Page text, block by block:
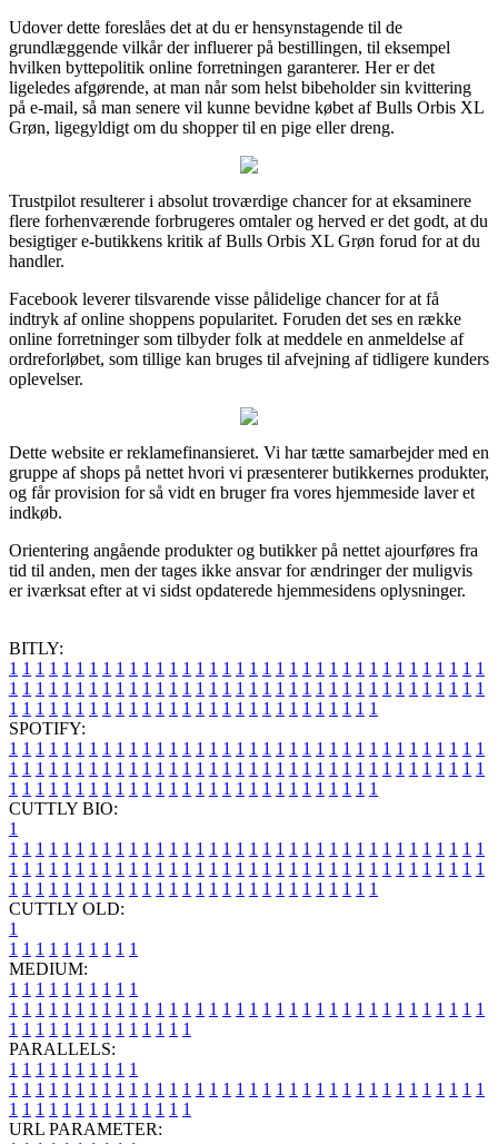
Udover dette foreslåes det at du er hensynstagende til de
grundlæggende vilkår der influerer på bestillingen, til eksempel
hvilken byttepolitik online forretningen garanterer. Her er det
ligeledes afgørende, at man når som helst bibeholder sin kvittering
på e-mail, så man senere vil kunne bevidne købet af Bulls Orbis XL
Grøn, ligegyldigt om du shopper til en pige eller dreng.
Trustpilot resulterer i absolut troværdige chancer for at eksaminere
flere forhenværende forbrugeres omtaler og herved er det godt, at du
besigtiger e-butikkens kritik af Bulls Orbis XL Grøn forud for at du
handler.
Facebook leverer tilsvarende visse pålidelige chancer for at få
indtryk af online shoppens popularitet. Foruden det ses en række
online forretninger som tilbyder folk at meddele en anmeldelse af
ordreforløbet, som tillige kan bruges til afvejning af tidligere kunders
oplevelser.
Dette website er reklamefinansieret. Vi har tætte samarbejder med en
gruppe af shops på nettet hvori vi præsenterer butikkernes produkter,
og får provision for så vidt en bruger fra vores hjemmeside laver et
indkøb.
Orientering angående produkter og butikker på nettet ajourføres fra
tid til anden, men der tages ikke ansvar for ændringer der muligvis
er iværksat efter at vi sidst opdaterede hjemmesidens oplysninger.
BITLY:
1 1 1 1 1 1 1 1 1 1 1 1 1 1 1 1 1 1 1 1 1 1 1 1 1 1 1 1 1 1 1 1 1 1 1 1
1 1 1 1 1 1 1 1 1 1 1 1 1 1 1 1 1 1 1 1 1 1 1 1 1 1 1 1 1 1 1 1 1 1 1 1
1 1 1 1 1 1 1 1 1 1 1 1 1 1 1 1 1 1 1 1 1 1 1 1 1 1 1 1
SPOTIFY:
1 1 1 1 1 1 1 1 1 1 1 1 1 1 1 1 1 1 1 1 1 1 1 1 1 1 1 1 1 1 1 1 1 1 1 1
1 1 1 1 1 1 1 1 1 1 1 1 1 1 1 1 1 1 1 1 1 1 1 1 1 1 1 1 1 1 1 1 1 1 1 1
1 1 1 1 1 1 1 1 1 1 1 1 1 1 1 1 1 1 1 1 1 1 1 1 1 1 1 1
CUTTLY BIO:
1
1 1 1 1 1 1 1 1 1 1 1 1 1 1 1 1 1 1 1 1 1 1 1 1 1 1 1 1 1 1 1 1 1 1 1 1
1 1 1 1 1 1 1 1 1 1 1 1 1 1 1 1 1 1 1 1 1 1 1 1 1 1 1 1 1 1 1 1 1 1 1 1
1 1 1 1 1 1 1 1 1 1 1 1 1 1 1 1 1 1 1 1 1 1 1 1 1 1 1 1
CUTTLY OLD:
1
1 1 1 1 1 1 1 1 1 1
MEDIUM:
1 1 1 1 1 1 1 1 1 1
1 1 1 1 1 1 1 1 1 1 1 1 1 1 1 1 1 1 1 1 1 1 1 1 1 1 1 1 1 1 1 1 1 1 1 1
1 1 1 1 1 1 1 1 1 1 1 1 1 1
PARALLELS:
1 1 1 1 1 1 1 1 1 1
1 1 1 1 1 1 1 1 1 1 1 1 1 1 1 1 1 1 1 1 1 1 1 1 1 1 1 1 1 1 1 1 1 1 1 1
1 1 1 1 1 1 1 1 1 1 1 1 1 1
URL PARAMETER: